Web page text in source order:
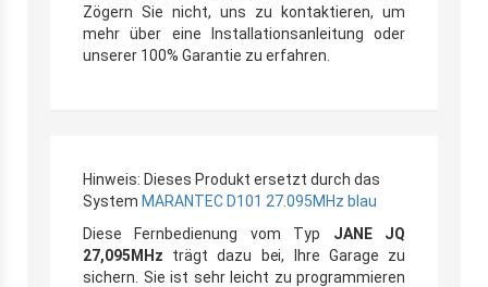
Zögern Sie nicht, uns zu kontaktieren, um
mehr über eine Installationsanleitung oder
unserer 100% Garantie zu erfahren.
Hinweis: Dieses Produkt ersetzt durch das
System MARANTEC D101 27.095MHz blau
Diese Fernbedienung vom Typ JANE JQ
27,095MHz trägt dazu bei, Ihre Garage zu
sichern. Sie ist sehr leicht zu programmieren